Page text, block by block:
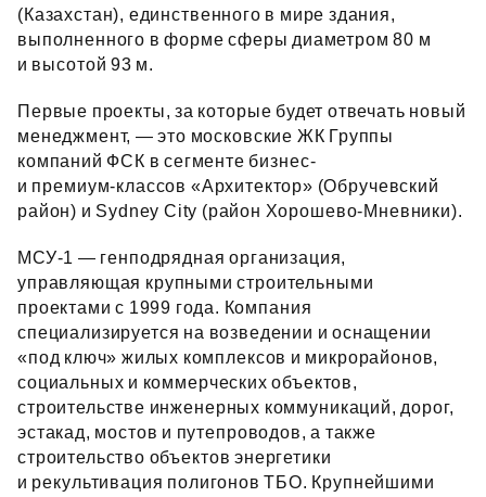
(Казахстан), единственного в мире здания,
выполненного в форме сферы диаметром 80 м
и высотой 93 м.
Первые проекты, за которые будет отвечать новый
менеджмент, — это московские ЖК Группы
компаний ФСК в сегменте бизнес-
и премиум‑классов «Архитектор» (Обручевский
район) и Sydney City (район Хорошево‑Мневники).
МСУ‑1 — генподрядная организация,
управляющая крупными строительными
проектами с 1999 года. Компания
специализируется на возведении и оснащении
«под ключ» жилых комплексов и микрорайонов,
социальных и коммерческих объектов,
строительстве инженерных коммуникаций, дорог,
эстакад, мостов и путепроводов, а также
строительство объектов энергетики
и рекультивация полигонов ТБО. Крупнейшими